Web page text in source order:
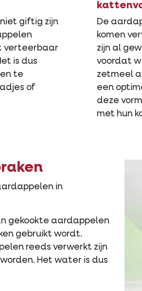
giftig zijn
verteerbaar
is dus
te
of
De
komen
zijn al
voordat
zetmeel
een
deze
met hun
in
gekookte aardappelen
gebruikt wordt.
reeds verwerkt zijn
Het water is dus